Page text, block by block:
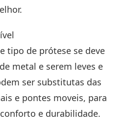
tipo de prótese se deve
metal e serem leves e
ser substitutas das
e pontes moveis, para
e durabilidade.